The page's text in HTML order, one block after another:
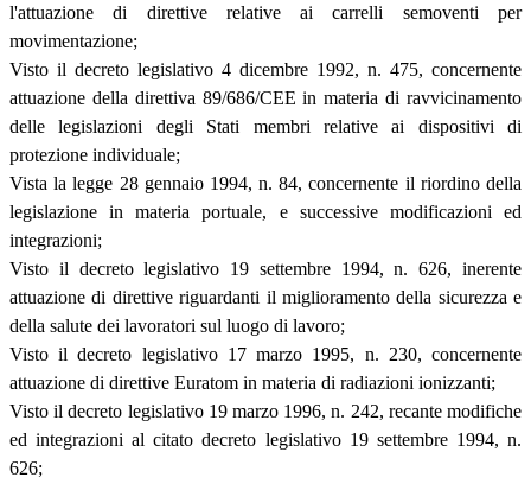
l'attuazione di direttive relative ai carrelli semoventi per
movimentazione;
Visto il decreto legislativo 4 dicembre 1992, n. 475, concernente
attuazione della direttiva 89/686/CEE in materia di ravvicinamento
delle legislazioni degli Stati membri relative ai dispositivi di
protezione individuale;
Vista la legge 28 gennaio 1994, n. 84, concernente il riordino della
legislazione in materia portuale, e successive modificazioni ed
integrazioni;
Visto il decreto legislativo 19 settembre 1994, n. 626, inerente
attuazione di direttive riguardanti il miglioramento della sicurezza e
della salute dei lavoratori sul luogo di lavoro;
Visto il decreto legislativo 17 marzo 1995, n. 230, concernente
attuazione di direttive Euratom in materia di radiazioni ionizzanti;
Visto il decreto legislativo 19 marzo 1996, n. 242, recante modifiche
ed integrazioni al citato decreto legislativo 19 settembre 1994, n.
626;